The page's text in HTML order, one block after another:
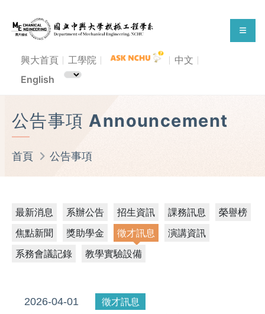
興大首頁 工學院
中文
English
公告事項 Announcement
首頁 公告事項
最新消息 系辦公告 招生資訊 課務訊息
榮譽榜
焦點新聞
獎助學金 徵才訊息
演講資訊
系務會議記錄
教學實驗設備
2026-04-01 徵才訊息